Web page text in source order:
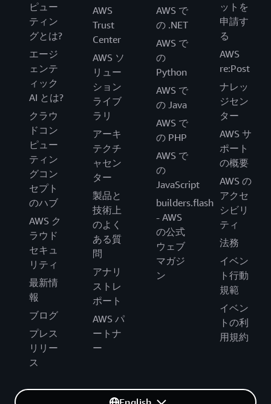
ピュー
ティン
グとは?
エージ
ェンテ
ィック
AI とは?
クラウ
ドコン
ピュー
ティン
グコン
セプト
のハブ
AWS ク
ラウド
セキュ
リティ
最新情
報
ブログ
プレス
リリー
ス
AWS
Trust
Center
AWS ソ
リュー
ション
ライブ
ラリ
アーキ
テクチ
ャセン
ター
製品と
技術上
のよく
ある質
問
アナリ
ストレ
ポート
AWS パ
ートナ
ー
AWS で
の .NET
AWS で
の
Python
AWS で
の Java
AWS で
の PHP
AWS で
の
JavaScript
builders.flash
- AWS
の公式
ウェブ
マガジ
ン
ットを
申請す
る
AWS
re:Post
ナレッ
ジセン
ター
AWS サ
ポート
の概要
AWS の
アクセ
シビリ
ティ
法務
イベン
ト行動
規範
イベン
トの利
用規約